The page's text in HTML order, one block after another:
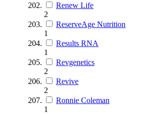
Renew Life
2
ReserveAge Nutrition
1
Results RNA
1
Revgenetics
2
Revive
2
Ronnie Coleman
1